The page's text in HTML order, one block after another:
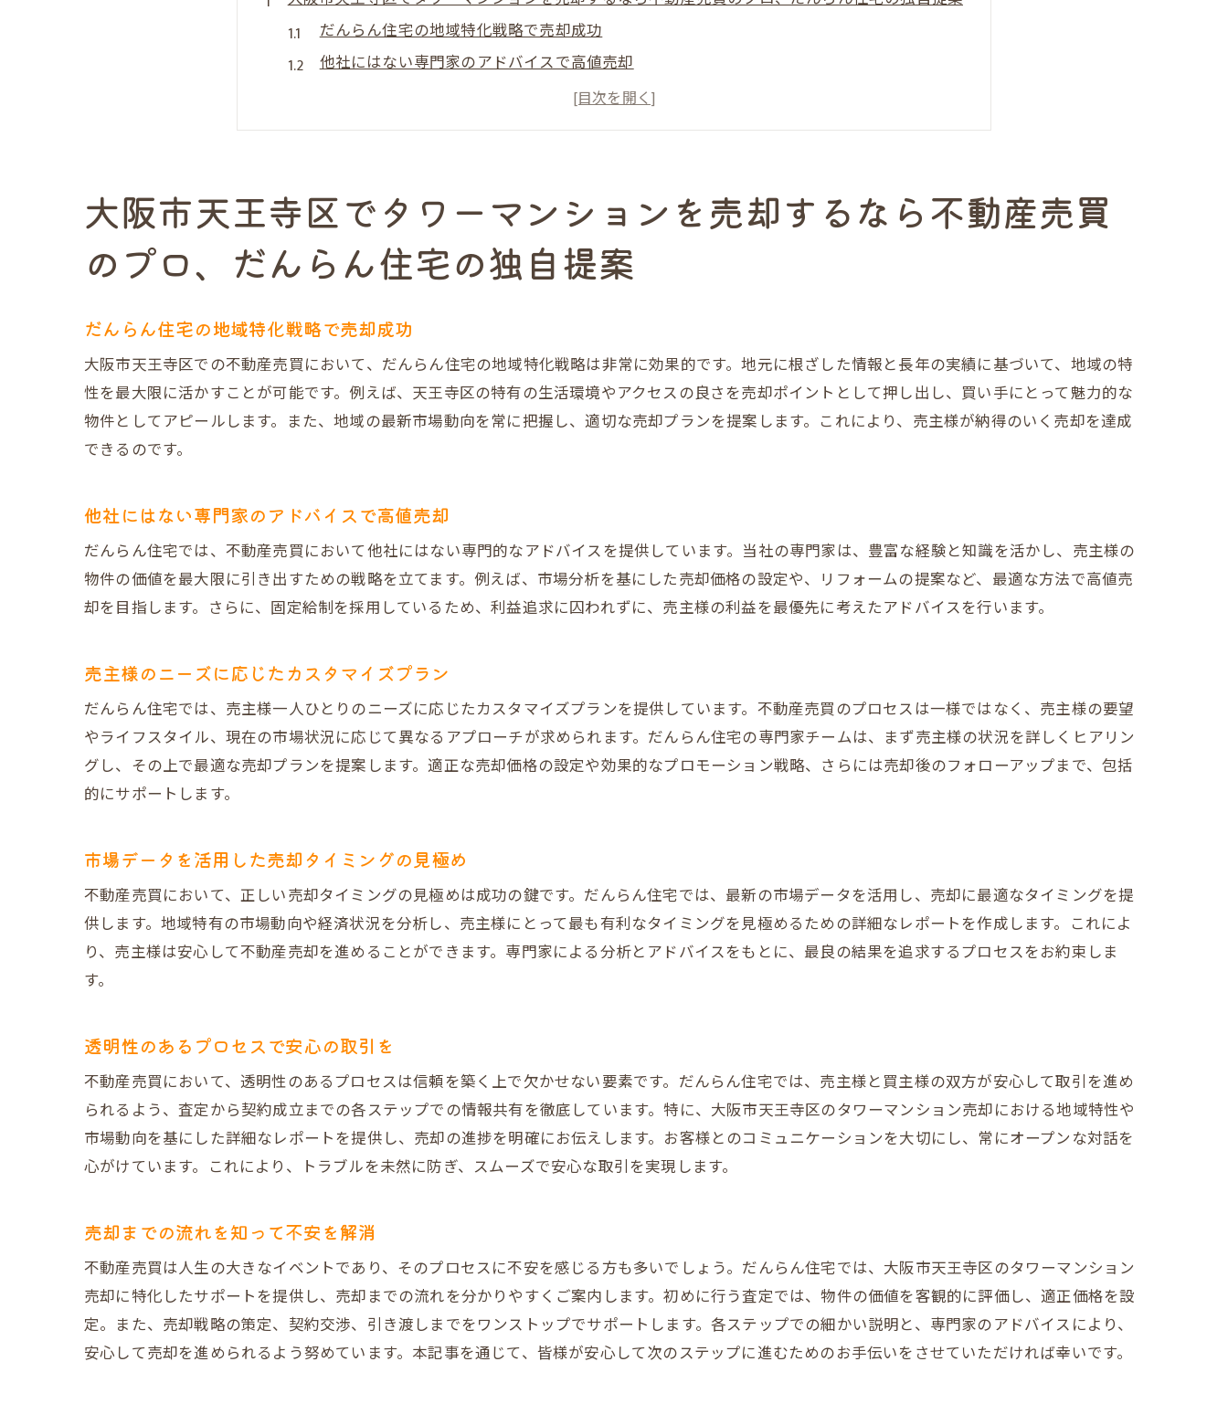
だんらん住宅の地域特化戦略で売却成功
他社にはない専門家のアドバイスで高値売却
売主様のニーズに応じたカスタマイズプラン
市場データを活用した売却タイミングの見極め
不動産売買の鍵は地域密着型！大阪市天王寺区でのタワーマンション売却事例
地域密着型の強みとは？
成功事例から学ぶ売却のポイント
地元の情報を活用した効果的な売却
顧客満足度を高めるサポート体制
周辺環境を考慮したマーケティング戦略
経験豊富なスタッフが提供する安心のサポート
高評価を得る独自の売却ノウハウ
柔軟な対応で顧客ニーズに応える
実績に裏打ちされた信頼感
リピート率が高い理由とは？
だんらん住宅が提供する大阪市天王寺区のタワーマンション売却のステップとポイント
売却前の準備が成功の鍵
査定から契約までのプロセスを丁寧に解説
効果的なプロモーションで売却を加速
契約内容を理解してトラブルを未然に防ぐ
安心と信頼の不動産売買！天王寺区でタワーマンションを高値で売却する方法
市場動向を見極めた売却戦略
契約交渉のテクニックを学ぶ
売却後のリスクを最小限に抑える方法
実績を重視した信頼の選択
大阪市天王寺区の不動産売買を成功させるだんらん住宅のサポート体制
売買を成功に導くサポート体制の全貌
個別対応で最適な売却プランを提供
充実したアフターサポートの重要性
顧客との密なコミュニケーションが信頼に繋がる
トラブル対応力で安心の取引を実現
大阪市天王寺区でタワーマンションを売却するなら不動産売買
のプロ、だんらん住宅の独自提案
だんらん住宅の地域特化戦略で売却成功
大阪市天王寺区での不動産売買において、だんらん住宅の地域特化戦略は非常に効果的です。地元に根ざした情報と長年の実績に基づいて、地域の特
性を最大限に活かすことが可能です。例えば、天王寺区の特有の生活環境やアクセスの良さを売却ポイントとして押し出し、買い手にとって魅力的な
物件としてアピールします。また、地域の最新市場動向を常に把握し、適切な売却プランを提案します。これにより、売主様が納得のいく売却を達成
できるのです。
他社にはない専門家のアドバイスで高値売却
だんらん住宅では、不動産売買において他社にはない専門的なアドバイスを提供しています。当社の専門家は、豊富な経験と知識を活かし、売主様の
物件の価値を最大限に引き出すための戦略を立てます。例えば、市場分析を基にした売却価格の設定や、リフォームの提案など、最適な方法で高値売
却を目指します。さらに、固定給制を採用しているため、利益追求に囚われずに、売主様の利益を最優先に考えたアドバイスを行います。
売主様のニーズに応じたカスタマイズプラン
だんらん住宅では、売主様一人ひとりのニーズに応じたカスタマイズプランを提供しています。不動産売買のプロセスは一様ではなく、売主様の要望
やライフスタイル、現在の市場状況に応じて異なるアプローチが求められます。だんらん住宅の専門家チームは、まず売主様の状況を詳しくヒアリン
グし、その上で最適な売却プランを提案します。適正な売却価格の設定や効果的なプロモーション戦略、さらには売却後のフォローアップまで、包括
的にサポートします。
市場データを活用した売却タイミングの見極め
不動産売買において、正しい売却タイミングの見極めは成功の鍵です。だんらん住宅では、最新の市場データを活用し、売却に最適なタイミングを提
供します。地域特有の市場動向や経済状況を分析し、売主様にとって最も有利なタイミングを見極めるための詳細なレポートを作成します。これによ
り、売主様は安心して不動産売却を進めることができます。専門家による分析とアドバイスをもとに、最良の結果を追求するプロセスをお約束しま
す。
透明性のあるプロセスで安心の取引を
不動産売買において、透明性のあるプロセスは信頼を築く上で欠かせない要素です。だんらん住宅では、売主様と買主様の双方が安心して取引を進め
られるよう、査定から契約成立までの各ステップでの情報共有を徹底しています。特に、大阪市天王寺区のタワーマンション売却における地域特性や
市場動向を基にした詳細なレポートを提供し、売却の進捗を明確にお伝えします。お客様とのコミュニケーションを大切にし、常にオープンな対話を
心がけています。これにより、トラブルを未然に防ぎ、スムーズで安心な取引を実現します。
売却までの流れを知って不安を解消
不動産売買は人生の大きなイベントであり、そのプロセスに不安を感じる方も多いでしょう。だんらん住宅では、大阪市天王寺区のタワーマンション
売却に特化したサポートを提供し、売却までの流れを分かりやすくご案内します。初めに行う査定では、物件の価値を客観的に評価し、適正価格を設
定。また、売却戦略の策定、契約交渉、引き渡しまでをワンストップでサポートします。各ステップでの細かい説明と、専門家のアドバイスにより、
安心して売却を進められるよう努めています。本記事を通じて、皆様が安心して次のステップに進むためのお手伝いをさせていただければ幸いです。